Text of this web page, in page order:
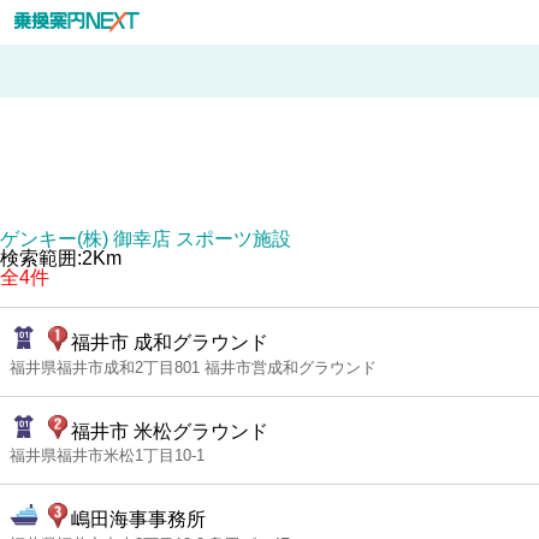
ゲンキー(株) 御幸店 スポーツ施設
検索範囲:2Km
全4件
福井市 成和グラウンド
福井県福井市成和2丁目801 福井市営成和グラウンド
福井市 米松グラウンド
福井県福井市米松1丁目10-1
嶋田海事事務所